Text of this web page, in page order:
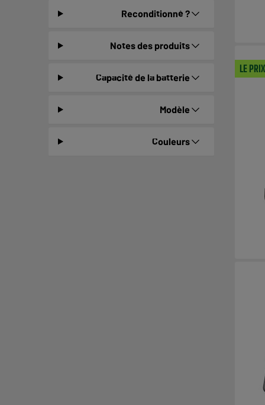
Reconditionné ?
Notes des produits
Capacité de la batterie
Modèle
Couleurs
LE